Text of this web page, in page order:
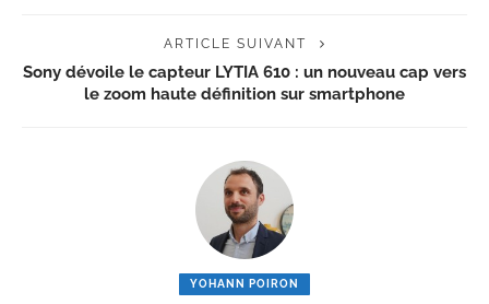
ARTICLE SUIVANT
Sony dévoile le capteur LYTIA 610 : un nouveau cap vers
le zoom haute définition sur smartphone
YOHANN POIRON